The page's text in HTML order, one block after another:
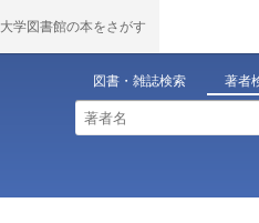
大学図書館の本をさがす
図書・雑誌検索 著者